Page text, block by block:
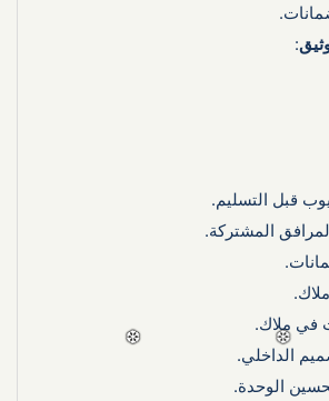
:
قبل التسليم.
المشتركة.
في ملاك.
الداخلي.
الوحدة.